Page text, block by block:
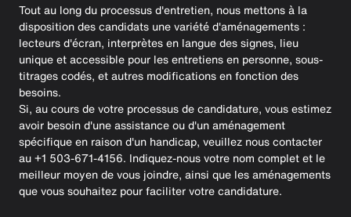
Tout au long du processus d'entretien, nous mettons à la
disposition des candidats une variété d'aménagements :
lecteurs d'écran, interprètes en langue des signes, lieu
unique et accessible pour les entretiens en personne, sous-
titrages codés, et autres modifications en fonction des
besoins.
Si, au cours de votre processus de candidature, vous estimez
avoir besoin d'une assistance ou d'un aménagement
spécifique en raison d'un handicap, veuillez nous contacter
au +1 503-671-4156. Indiquez-nous votre nom complet et le
meilleur moyen de vous joindre, ainsi que les aménagements
que vous souhaitez pour faciliter votre candidature.